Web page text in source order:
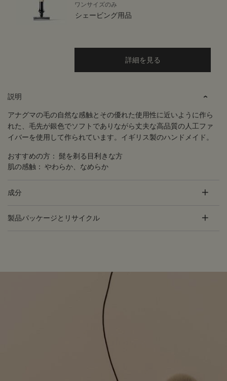
ワンサイズのみ
シェービング用品
詳細を見る
説明
アナグマの毛の自然な感触とその優れた使用性に近いように作ら
れた、毛先が銀色でソフトでありながら丈夫な高品質の人工ファ
イバーを使用して作られています。イギリス製のハンドメイド。
おすすめの方： 髭を剃る目利きな方
肌の感触： やわらか、なめらか
成分
製品パッケージとリサイクル